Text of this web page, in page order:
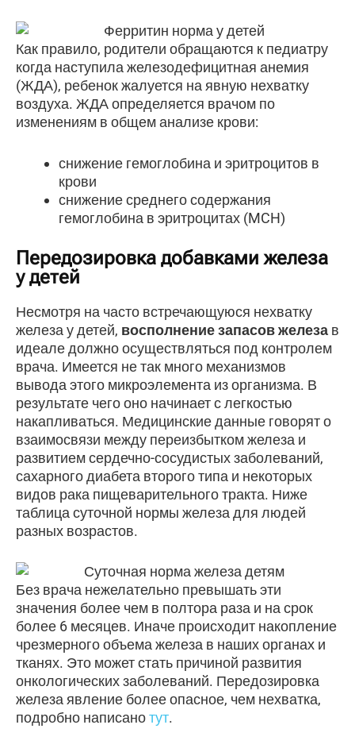
Как правило, родители обращаются к педиатру
когда наступила железодефицитная анемия
(ЖДА), ребенок жалуется на явную нехватку
воздуха. ЖДА определяется врачом по
изменениям в общем анализе крови:
снижение гемоглобина и эритроцитов в
крови
снижение среднего содержания
гемоглобина в эритроцитах (MCH)
Передозировка добавками железа
у детей
Несмотря на часто встречающуюся нехватку
железа у детей, восполнение запасов железа в
идеале должно осуществляться под контролем
врача. Имеется не так много механизмов
вывода этого микроэлемента из организма. В
результате чего оно начинает с легкостью
накапливаться. Медицинские данные говорят о
взаимосвязи между переизбытком железа и
развитием сердечно-сосудистых заболеваний,
сахарного диабета второго типа и некоторых
видов рака пищеварительного тракта. Ниже
таблица суточной нормы железа для людей
разных возрастов.
Без врача нежелательно превышать эти
значения более чем в полтора раза и на срок
более 6 месяцев. Иначе происходит накопление
чрезмерного объема железа в наших органах и
тканях. Это может стать причиной развития
онкологических заболеваний. Передозировка
железа явление более опасное, чем нехватка,
подробно написанотут.